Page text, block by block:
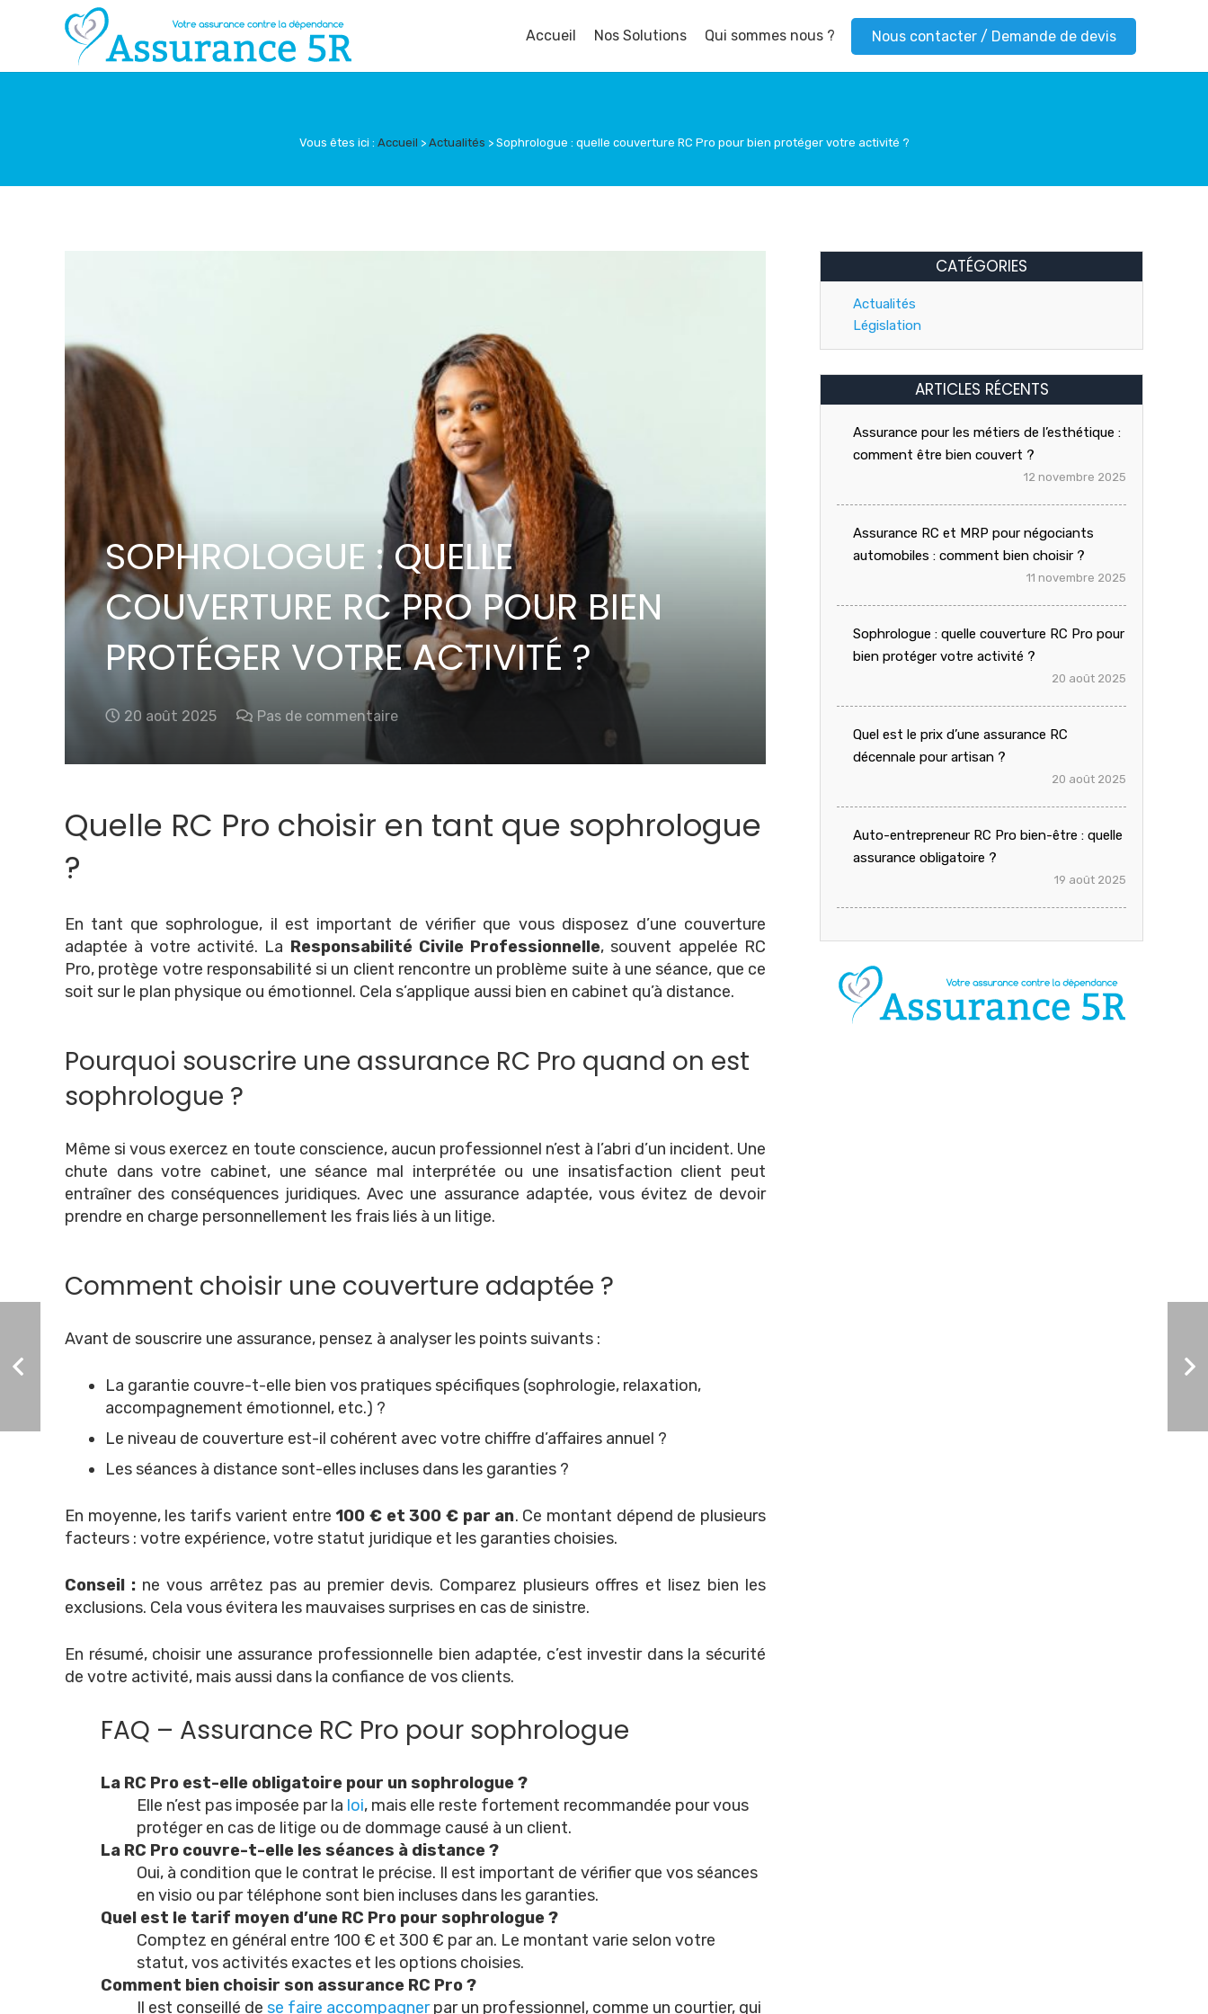
Accueil Nos Solutions Qui sommes nous ? Nous contacter / Demande de devis
Vous êtes ici : Accueil > Actualités > Sophrologue : quelle couverture RC Pro pour bien protéger votre activité ?
SOPHROLOGUE : QUELLE
COUVERTURE RC PRO POUR BIEN
PROTÉGER VOTRE ACTIVITÉ ?
20 août 2025 Pas de commentaire
Quelle RC Pro choisir en tant que sophrologue
?
En tant que sophrologue, il est important de vérifier que vous disposez d’une couverture
adaptée à votre activité. La Responsabilité Civile Professionnelle, souvent appelée RC
Pro, protège votre responsabilité si un client rencontre un problème suite à une séance, que ce
soit sur le plan physique ou émotionnel. Cela s’applique aussi bien en cabinet qu’à distance.
Pourquoi souscrire une assurance RC Pro quand on est
sophrologue ?
Même si vous exercez en toute conscience, aucun professionnel n’est à l’abri d’un incident. Une
chute dans votre cabinet, une séance mal interprétée ou une insatisfaction client peut
entraîner des conséquences juridiques. Avec une assurance adaptée, vous évitez de devoir
prendre en charge personnellement les frais liés à un litige.
Comment choisir une couverture adaptée ?
Avant de souscrire une assurance, pensez à analyser les points suivants :
La garantie couvre-t-elle bien vos pratiques spécifiques (sophrologie, relaxation,
accompagnement émotionnel, etc.) ?
Le niveau de couverture est-il cohérent avec votre chiffre d’affaires annuel ?
Les séances à distance sont-elles incluses dans les garanties ?
En moyenne, les tarifs varient entre 100 € et 300 € par an. Ce montant dépend de plusieurs
facteurs : votre expérience, votre statut juridique et les garanties choisies.
Conseil : ne vous arrêtez pas au premier devis. Comparez plusieurs offres et lisez bien les
exclusions. Cela vous évitera les mauvaises surprises en cas de sinistre.
En résumé, choisir une assurance professionnelle bien adaptée, c’est investir dans la sécurité
de votre activité, mais aussi dans la confiance de vos clients.
FAQ – Assurance RC Pro pour sophrologue
La RC Pro est-elle obligatoire pour un sophrologue ?
Elle n’est pas imposée par la loi, mais elle reste fortement recommandée pour vous
protéger en cas de litige ou de dommage causé à un client.
La RC Pro couvre-t-elle les séances à distance ?
Oui, à condition que le contrat le précise. Il est important de vérifier que vos séances
en visio ou par téléphone sont bien incluses dans les garanties.
Quel est le tarif moyen d’une RC Pro pour sophrologue ?
Comptez en général entre 100 € et 300 € par an. Le montant varie selon votre
statut, vos activités exactes et les options choisies.
Comment bien choisir son assurance RC Pro ?
Il est conseillé de se faire accompagnerpar un professionnel, comme un courtier, qui
CATÉGORIES
Actualités
Législation
ARTICLES RÉCENTS
Assurance pour les métiers de l’esthétique :
comment être bien couvert ?
12 novembre 2025
Assurance RC et MRP pour négociants
automobiles : comment bien choisir ?
11 novembre 2025
Sophrologue : quelle couverture RC Pro pour
bien protéger votre activité ?
20 août 2025
Quel est le prix d’une assurance RC
décennale pour artisan ?
20 août 2025
Auto-entrepreneur RC Pro bien-être : quelle
assurance obligatoire ?
19 août 2025